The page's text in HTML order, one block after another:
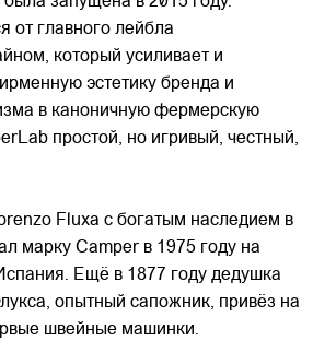
от главного лейбла
который усиливает и
эстетику бренда и
в каноничную фермерскую
простой, но игривый, честный,
Fluxa с богатым наследием в
марку Camper в 1975 году на
Ещё в 1877 году дедушка
опытный сапожник, привёз на
швейные машинки.